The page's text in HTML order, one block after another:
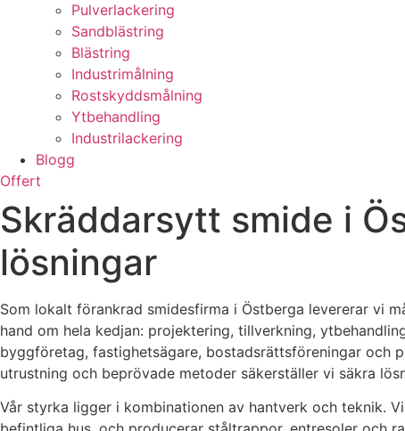
Pulverlackering
Sandblästring
Blästring
Industrimålning
Rostskyddsmålning
Ytbehandling
Industrilackering
Blogg
Offert
Skräddarsytt smide i
lösningar
Som lokalt förankrad smidesfirma i Östberga levererar vi
hand om hela kedjan: projektering, tillverkning,
byggföretag, fastighetsägare, bostadsrättsföreningar och
utrustning och beprövade metoder säkerställer vi säkra
Vår styrka ligger i kombinationen av hantverk och teknik.